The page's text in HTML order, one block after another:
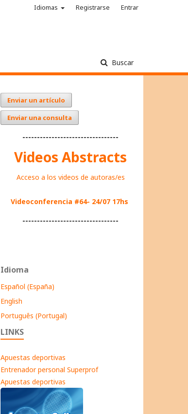
Buscar
Idiomas Registrarse Entrar
Enviar un artículo
Enviar una consulta
---------------------------------
Videos Abstracts
Acceso a los videos de autoras/es
Videoconferencia #64- 24/07 17hs
---------------------------------
Idioma
Español (España)
English
Português (Portugal)
LINKS
Apuestas deportivas
Entrenador personal Superprof
Apuestas deportivas